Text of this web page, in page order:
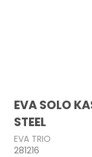
EVA SOLO
STEEL
EVA TRIO
281216